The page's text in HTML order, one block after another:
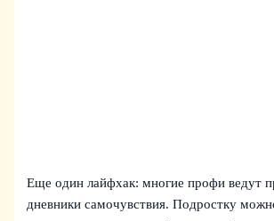
Еще один лайфхак: многие профи ведут
дневники самочувствия. Подростку